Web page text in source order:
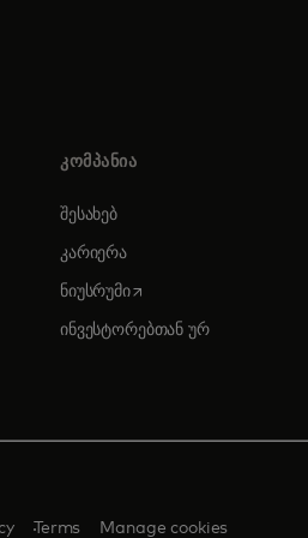
ᲙᲝᲛᲞᲐᲜᲘᲐ
შესახებ
კარიერა
ნიუსრუმიopens in a new tab
ინვესტორებთან ურ
Terms Manage cookies